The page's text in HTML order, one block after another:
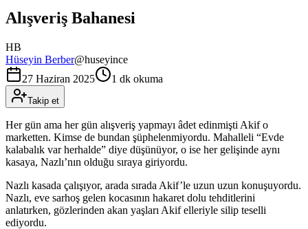
Alışveriş Bahanesi
HB
Hüseyin Berber@huseyince
27 Haziran 2025
1 dk okuma
Takip et
Her gün ama her gün alışveriş yapmayı âdet edinmişti Akif o
marketten. Kimse de bundan şüphelenmiyordu. Mahalleli “Evde
kalabalık var herhalde” diye düşünüyor, o ise her gelişinde aynı
kasaya, Nazlı’nın olduğu sıraya giriyordu.
Nazlı kasada çalışıyor, arada sırada Akif’le uzun uzun konuşuyordu.
Nazlı, eve sarhoş gelen kocasının hakaret dolu tehditlerini
anlatırken, gözlerinden akan yaşları Akif elleriyle silip teselli
ediyordu.